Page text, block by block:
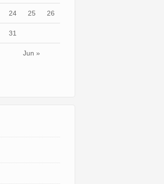
Jun »
24 25 26
31